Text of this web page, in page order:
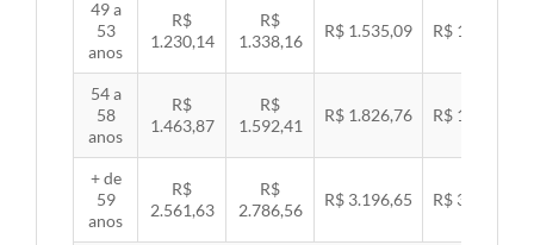
49 a
53
anos
R$
1.230,14
R$
1.338,16
R$ 1.535,09 R$ 1.581,89
54 a
58
anos
R$
1.463,87
R$
1.592,41
R$ 1.826,76 R$ 1.882,45
+ de
59
anos
R$
2.561,63
R$
2.786,56
R$ 3.196,65 R$ 3.294,10